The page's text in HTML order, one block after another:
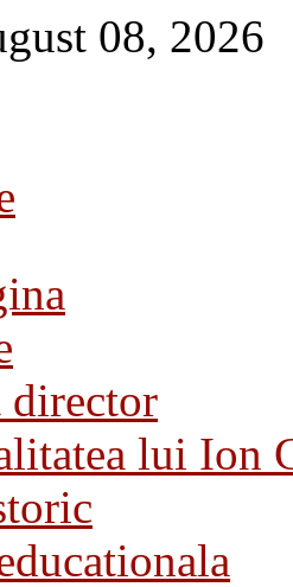
08, 2026
director
lui Ion